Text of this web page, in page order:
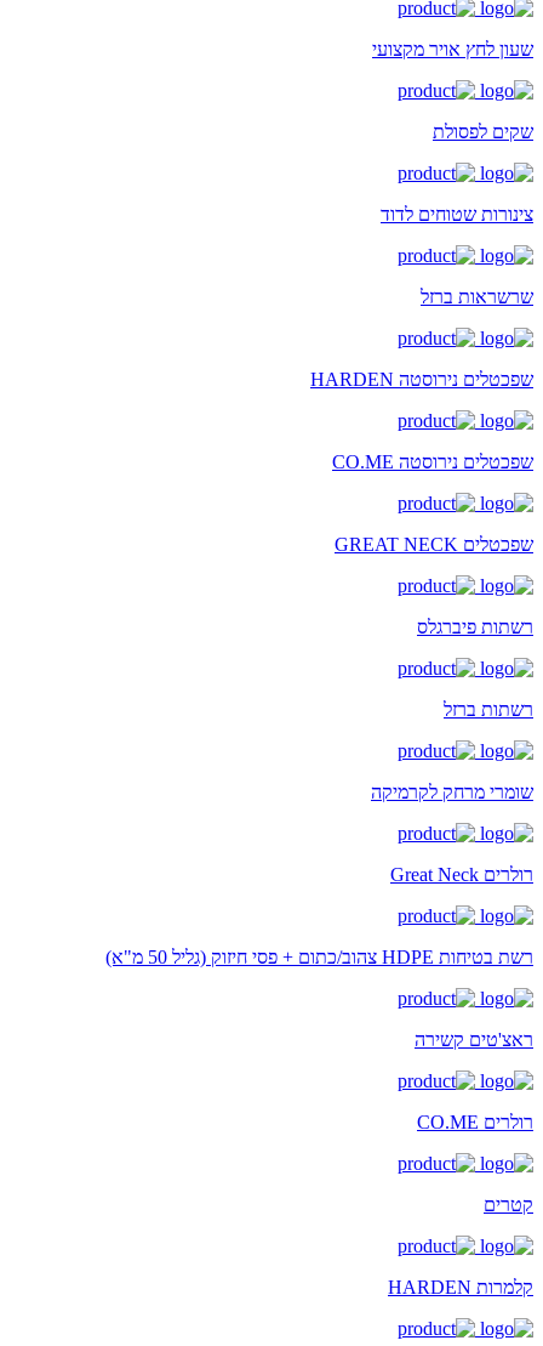
שעון לחץ אויר מקצועי
שקים לפסולת
צינורות שטוחים לדוד
שרשראות ברזל
שפכטלים נירוסטה HARDEN
שפכטלים נירוסטה CO.ME
שפכטלים GREAT NECK
רשתות פיברגלס
רשתות ברזל
שומרי מרחק לקרמיקה
רולרים Great Neck
רשת בטיחות HDPE צהוב/כתום + פסי חיזוק (גליל 50 מ"א)
ראצ'טים קשירה
רולרים CO.ME
קטרים
קלמרות HARDEN